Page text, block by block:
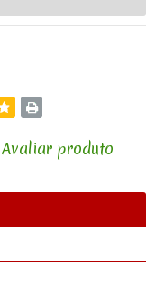
Avaliar produto